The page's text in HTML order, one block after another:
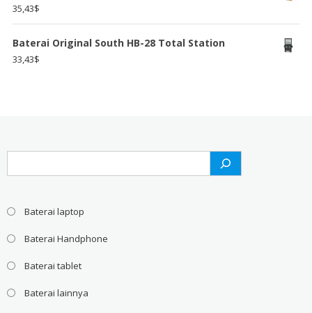
35,43$
Baterai Original South HB-28 Total Station
33,43$
Baterai laptop
Baterai Handphone
Baterai tablet
Baterai lainnya